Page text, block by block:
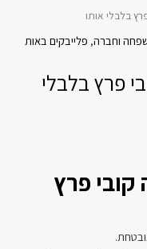
בלבלי אותו
וחברה, פלייבקים באות
פרץ בלבלי
קובי פרץ